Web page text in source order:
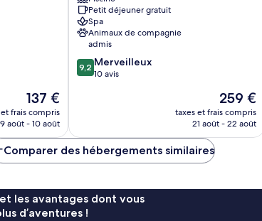
Le
nouveau
prix
de
137 €
137 €
frais compris
9 août - 10 août
Petit déjeuner gratuit
Spa
Animaux de compagnie
admis
9.2
sur
9,2 Merveilleux
10 avis
Le
nouveau
prix
259 €
taxes et frais compris
21 août - 22 août
Comparer des hébergements similaires
les avantages dont vous
d’aventures !